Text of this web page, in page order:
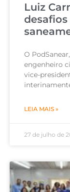
Luiz
O
engenheiro
vice-
LEIA MAIS »
27 de julho de